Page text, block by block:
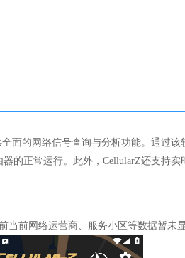
面的网络信号查询与分析功能。通过该
的正常运行。此外，CellularZ还支持
前网络运营商、服务小区等数据暂未显